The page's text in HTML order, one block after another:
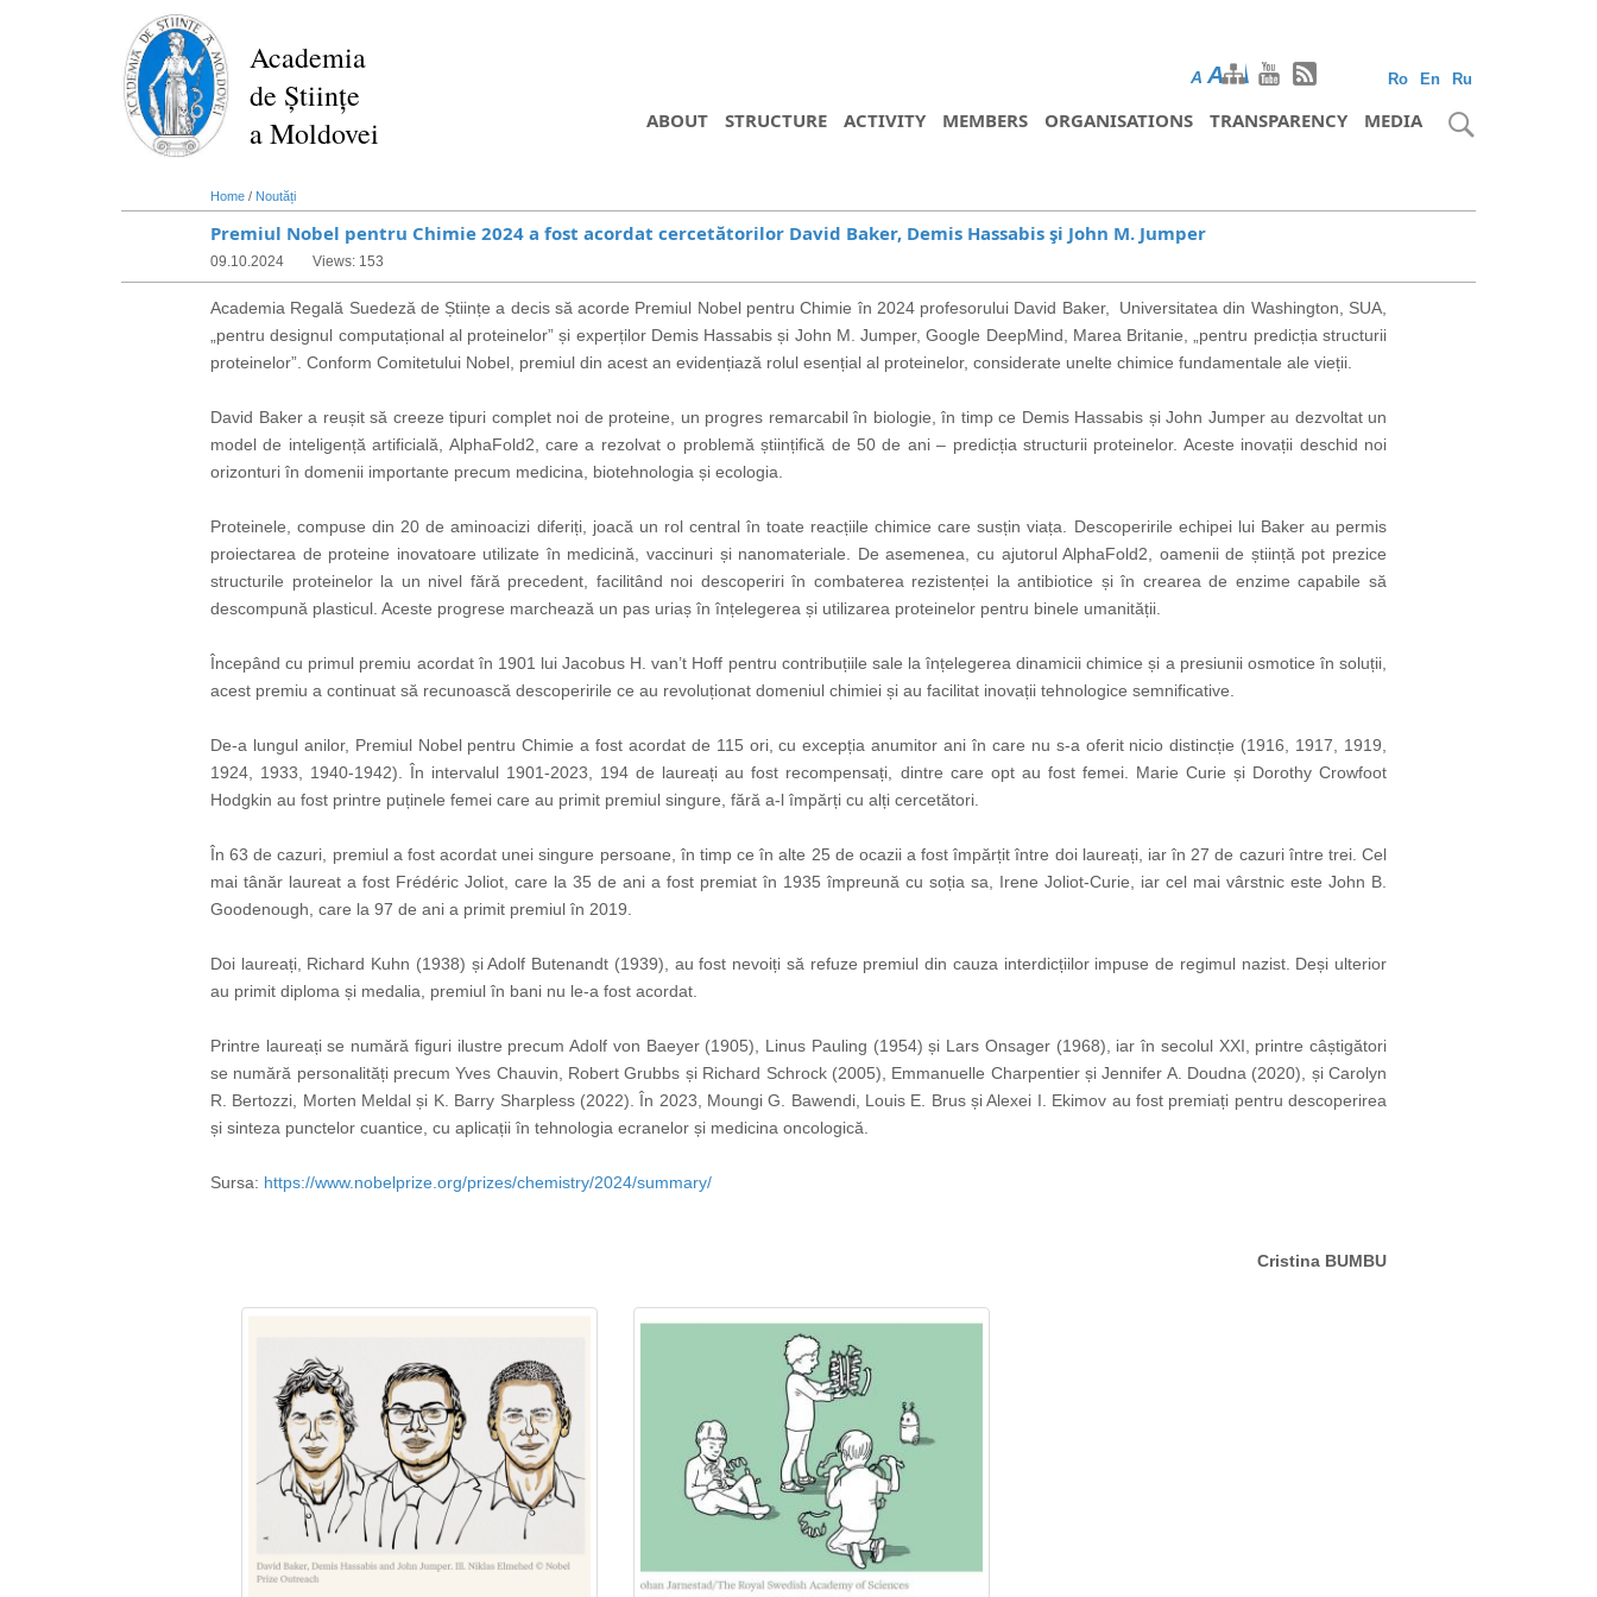
Academia
de Științe
a Moldovei
Ro En Ru
A AA
ABOUT STRUCTURE ACTIVITY MEMBERS ORGANISATIONS TRANSPARENCY MEDIA
Home / Noutăți
Premiul Nobel pentru Chimie 2024 a fost acordat cercetătorilor David Baker, Demis Hassabis şi John M. Jumper
09.10.2024 Views: 153
Academia Regală Suedeză de Științe a decis să acorde Premiul Nobel pentru Chimie în 2024 profesorului David Baker, Universitatea din Washington, SUA,
„pentru designul computațional al proteinelor” și experțilorDemis Hassabis și John M. Jumper, Google DeepMind, Marea Britanie, „pentru predicția structurii
proteinelor”. Conform Comitetului Nobel, premiul din acest an evidențiază rolul esențial al proteinelor, considerate unelte chimice fundamentale ale vieții.
David Baker a reușit să creeze tipuri complet noi de proteine, un progres remarcabil în biologie, în timp ce Demis Hassabis și John Jumper au dezvoltat un
model de inteligență artificială, AlphaFold2, care a rezolvat o problemă științifică de 50 de ani – predicția structurii proteinelor. Aceste inovații deschid noi
orizonturi în domenii importante precum medicina, biotehnologia și ecologia.
Proteinele, compuse din 20 de aminoacizi diferiți, joacă un rol central în toate reacțiile chimice care susțin viața. Descoperirile echipei lui Baker au permis
proiectarea de proteine inovatoare utilizate în medicină, vaccinuri și nanomateriale. De asemenea, cu ajutorul AlphaFold2, oamenii de știință pot prezice
structurile proteinelor la un nivel fără precedent, facilitând noi descoperiri în combaterea rezistenței la antibiotice și în crearea de enzime capabile să
descompună plasticul. Aceste progrese marchează un pas uriaș în înțelegerea și utilizarea proteinelor pentru binele umanității.
Începând cu primul premiu acordat în 1901 lui Jacobus H. van’t Hoff pentru contribuțiile sale la înțelegerea dinamicii chimice și a presiunii osmotice în soluții,
acest premiu a continuat să recunoască descoperirile ce au revoluționat domeniul chimiei și au facilitat inovații tehnologice semnificative.
De-a lungul anilor, Premiul Nobel pentru Chimie a fost acordat de 115 ori, cu excepția anumitor ani în care nu s-a oferit nicio distincție (1916, 1917, 1919,
1924, 1933, 1940-1942). În intervalul 1901-2023, 194 de laureați au fost recompensați, dintre care opt au fost femei. Marie Curie și Dorothy Crowfoot
Hodgkin au fost printre puținele femei care au primit premiul singure, fără a-l împărți cu alți cercetători.
În 63 de cazuri, premiul a fost acordat unei singure persoane, în timp ce în alte 25 de ocazii a fost împărțit între doi laureați, iar în 27 de cazuri între trei. Cel
mai tânăr laureat a fost Frédéric Joliot, care la 35 de ani a fost premiat în 1935 împreună cu soția sa, Irene Joliot-Curie, iar cel mai vârstnic este John B.
Goodenough, care la 97 de ani a primit premiul în 2019.
Doi laureați, Richard Kuhn (1938) și Adolf Butenandt (1939), au fost nevoiți să refuze premiul din cauza interdicțiilor impuse de regimul nazist. Deși ulterior
au primit diploma și medalia, premiul în bani nu le-a fost acordat.
Printre laureați se numără figuri ilustre precum Adolf von Baeyer (1905), Linus Pauling (1954) și Lars Onsager (1968), iar în secolul XXI, printre câștigători
se numără personalități precum Yves Chauvin, Robert Grubbs și Richard Schrock (2005), Emmanuelle Charpentier și Jennifer A. Doudna (2020), și Carolyn
R. Bertozzi, Morten Meldal și K. Barry Sharpless (2022). În 2023, Moungi G. Bawendi, Louis E. Brus și Alexei I. Ekimov au fost premiați pentru descoperirea
și sinteza punctelor cuantice, cu aplicații în tehnologia ecranelor și medicina oncologică.
Sursa: https://www.nobelprize.org/prizes/chemistry/2024/summary/
Cristina BUMBU